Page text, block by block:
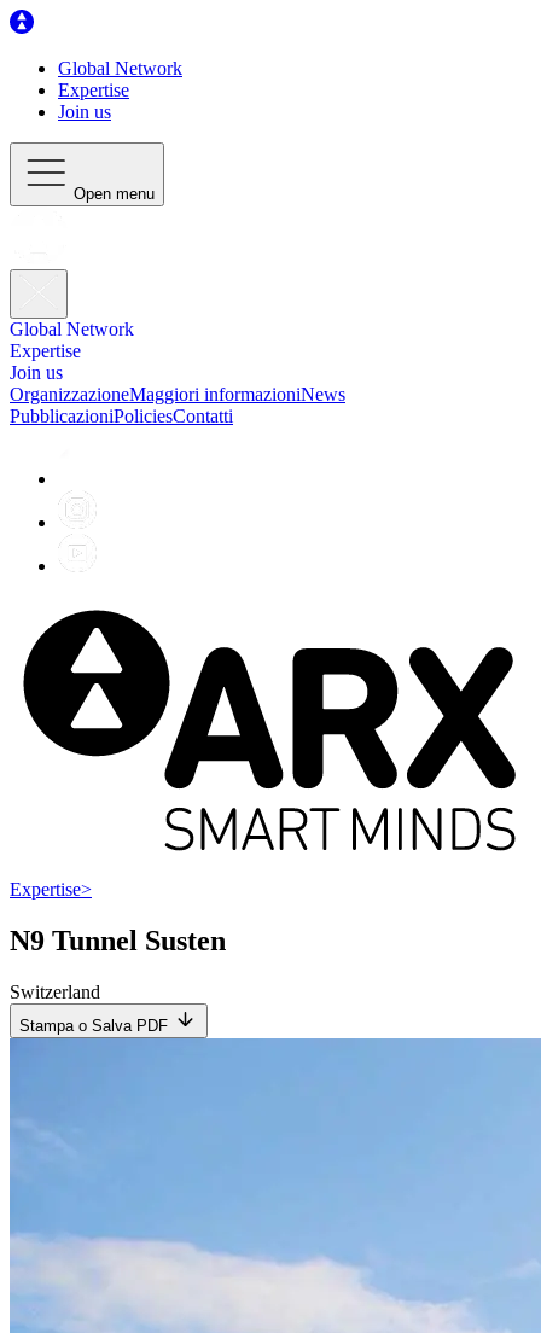
Global Network
Expertise
Join us
Open menu
Global Network
Expertise
Join us
OrganizzazioneMaggiori informazioniNews
PubblicazioniPoliciesContatti
Expertise>
N9 Tunnel Susten
Switzerland
Stampa o Salva PDF